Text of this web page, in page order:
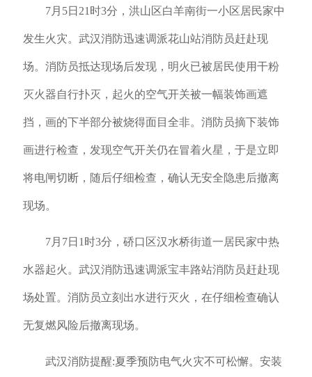
7月5日21时3分，洪山区白羊南街一小区居民家中
发生火灾。武汉消防迅速调派花山站消防员赶赴现
场。消防员抵达现场后发现，明火已被居民使用干粉
灭火器自行扑灭，起火的空气开关被一幅装饰画遮
挡，画的下半部分被烧得面目全非。消防员摘下装饰
画进行检查，发现空气开关仍在冒着火星，于是立即
将电闸切断，随后仔细检查，确认无安全隐患后撤离
现场。
7月7日1时3分，硚口区汉水桥街道一居民家中热
水器起火。武汉消防迅速调派宝丰路站消防员赶赴现
场处置。消防员立刻出水进行灭火，在仔细检查确认
无复燃风险后撤离现场。
武汉消防提醒:夏季预防电气火灾不可松懈。安装